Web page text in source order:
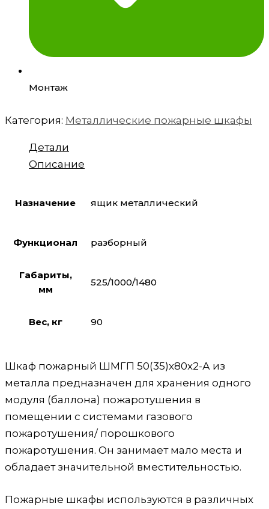
Монтаж
Категория: Металлические пожарные шкафы
Детали
Описание
Назначение ящик металлический
Функционал разборный
Габариты,
мм
525/1000/1480
Вес, кг 90
Шкаф пожарный ШМГП 50(35)x80x2-А из
металла предназначен для хранения одного
модуля (баллона) пожаротушения в
помещении с системами газового
пожаротушения/ порошкового
пожаротушения. Он занимает мало места и
обладает значительной вместительностью.
Пожарные шкафы используются в различных